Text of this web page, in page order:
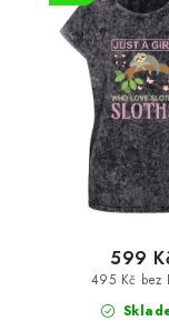
495 Kč bez
599